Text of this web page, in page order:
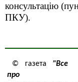
консультацію
ПКУ).
© газета "Все
про